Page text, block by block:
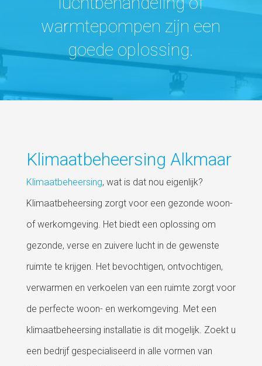
warmtepompen zijn een
goede oplossing.
Klimaatbeheersing Alkmaar
Klimaatbeheersing, wat is dat nou eigenlijk?
Klimaatbeheersing zorgt voor een gezonde woon-
of werkomgeving. Het biedt een oplossing om
gezonde, verse en zuivere lucht in de gewenste
ruimte te krijgen. Het bevochtigen, ontvochtigen,
verwarmen en verkoelen van een ruimte zorgt voor
de perfecte woon- en werkomgeving. Met een
klimaatbeheersing installatie is dit mogelijk. Zoekt u
een bedrijf gespecialiseerd in alle vormen van